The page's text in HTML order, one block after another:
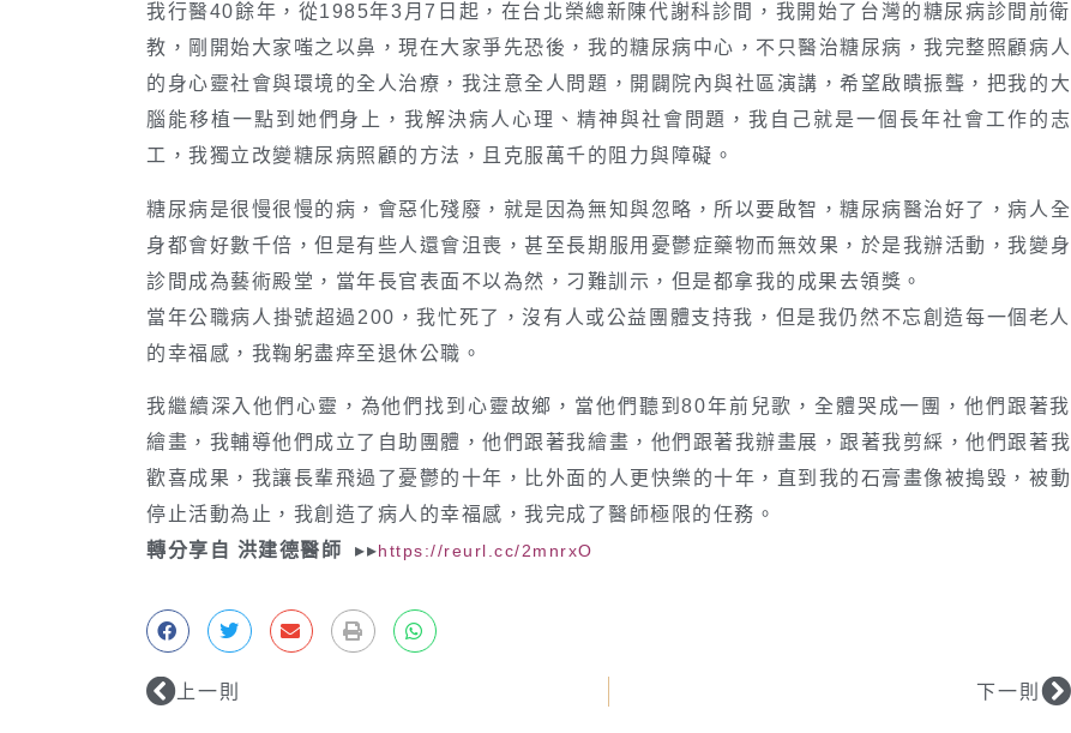
我行醫40餘年，從1985年3月7日起，在台北榮總新陳代謝科診間，我開始了台灣的糖尿病診間前衛
教，剛開始大家嗤之以鼻，現在大家爭先恐後，我的糖尿病中心，不只醫治糖尿病，我完整照顧病人
的身心靈社會與環境的全人治療，我注意全人問題，開闢院內與社區演講，希望啟瞶振聾，把我的大
腦能移植一點到她們身上，我解決病人心理、精神與社會問題，我自己就是一個長年社會工作的志
工，我獨立改變糖尿病照顧的方法，且克服萬千的阻力與障礙。
糖尿病是很慢很慢的病，會惡化殘廢，就是因為無知與忽略，所以要啟智，糖尿病醫治好了，病人全
身都會好數千倍，但是有些人還會沮喪，甚至長期服用憂鬱症藥物而無效果，於是我辦活動，我變身
診間成為藝術殿堂，當年長官表面不以為然，刁難訓示，但是都拿我的成果去領獎。
當年公職病人掛號超過200，我忙死了，沒有人或公益團體支持我，但是我仍然不忘創造每一個老人
的幸福感，我鞠躬盡瘁至退休公職。
我繼續深入他們心靈，為他們找到心靈故鄉，當他們聽到80年前兒歌，全體哭成一團，他們跟著我
繪畫，我輔導他們成立了自助團體，他們跟著我繪畫，他們跟著我辦畫展，跟著我剪綵，他們跟著我
歡喜成果，我讓長輩飛過了憂鬱的十年，比外面的人更快樂的十年，直到我的石膏畫像被搗毀，被動
停止活動為止，我創造了病人的幸福感，我完成了醫師極限的任務。
轉分享自 洪建德醫師 ▸▸https://reurl.cc/2mnrxO
上一則 下一則